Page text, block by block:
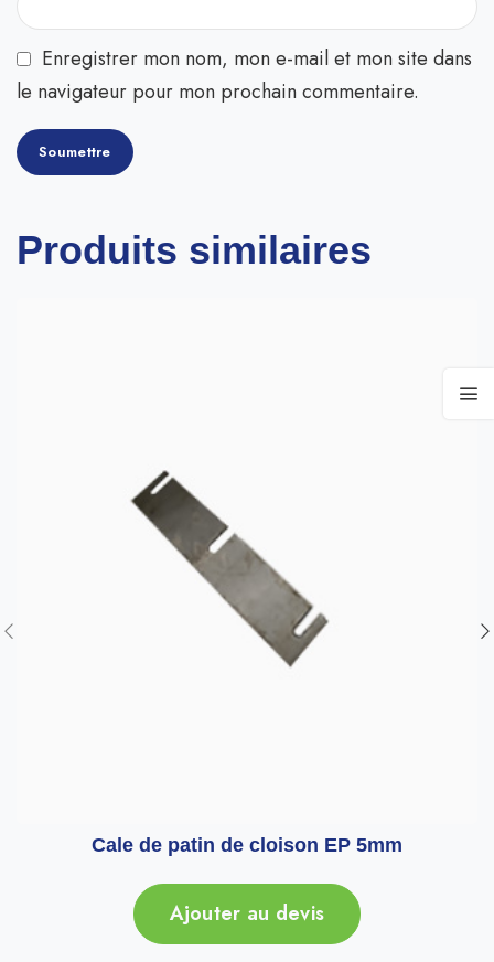
Enregistrer mon nom, mon e-mail et mon site dans
le navigateur pour mon prochain commentaire.
Produits similaires
Cale de patin de cloison EP 5mm
Ajouter au devis